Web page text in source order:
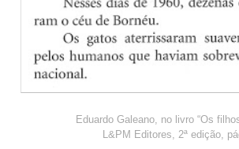
Eduardo Galeano, no livro “Os
L&PM Editores, 2ª edição,